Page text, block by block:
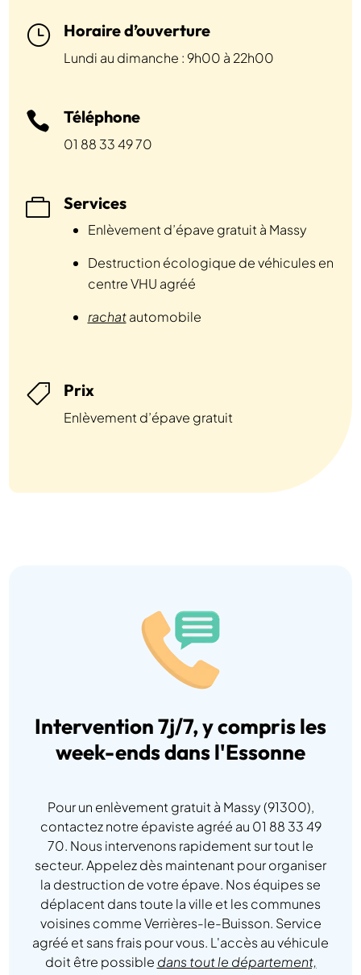
} Horaire d’ouverture
Lundi au dimanche : 9h00 à 22h00
 Téléphone
01 88 33 49 70
 Services
Enlèvement d’épave gratuit à Massy
Destruction écologique de véhicules en
centre VHU agréé
rachatautomobile
 Prix
Enlèvement d’épave gratuit
Intervention 7j/7, y compris les
week-ends dans l'Essonne
Pour un enlèvement gratuit à Massy (91300),
contactez notre épaviste agréé au 01 88 33 49
70. Nous intervenons rapidement sur tout le
secteur. Appelez dès maintenant pour organiser
la destruction de votre épave. Nos équipes se
déplacent dans toute la ville et les communes
voisines comme Verrières-le-Buisson. Service
agréé et sans frais pour vous. L'accès au véhicule
doit être possible dans tout le département,